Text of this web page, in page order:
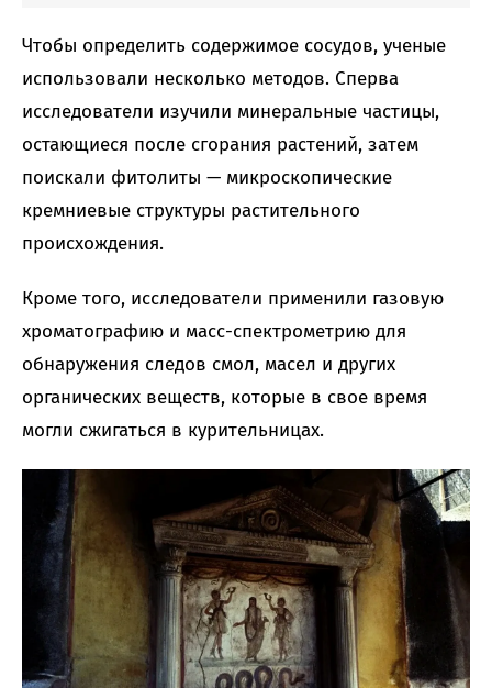
Чтобы определить содержимое сосудов, ученые
использовали несколько методов. Сперва
исследователи изучили минеральные частицы,
остающиеся после сгорания растений, затем
поискали фитолиты — микроскопические
кремниевые структуры растительного
происхождения.
Кроме того, исследователи применили газовую
хроматографию и масс-спектрометрию для
обнаружения следов смол, масел и других
органических веществ, которые в свое время
могли сжигаться в курительницах.